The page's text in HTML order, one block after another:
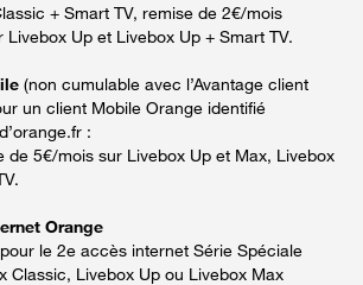
+ Smart TV, remise de 2€/mois
Livebox Up et Livebox Up + Smart TV.
(non cumulable avec l’Avantage client
un client Mobile Orange identifié
:
de 5€/mois sur Livebox Up et Max, Livebox
Orange
le 2e accès internet Série Spéciale
Classic, Livebox Up ou Livebox Max